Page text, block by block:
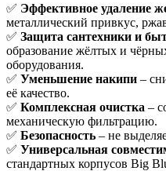
✅ Эффективное удаление
металлический привкус,
✅ Защита сантехники и
образование жёлтых и
оборудования.
✅ Уменьшение накипи –
её качество.
✅ Комплексная очистка –
механическую фильтрацию.
✅ Безопасность – не
✅ Универсальная
стандартных корпусов Big